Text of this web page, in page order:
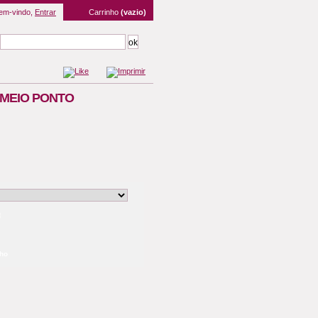
Carrinho (vazio)
vindo, Entrar
PONTO